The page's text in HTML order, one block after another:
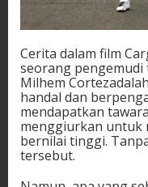
Cerita dalam film
seorang
Milhem
handal dan
mendapatkan
menggiurkan untuk
bernilai tinggi.
tersebut.